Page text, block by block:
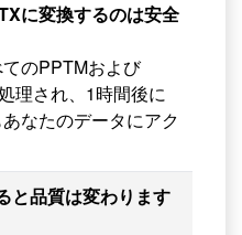
に変換するのは安全
のPPTMおよび
理され、1時間後に
なたのデータにアク
と品質は変わります